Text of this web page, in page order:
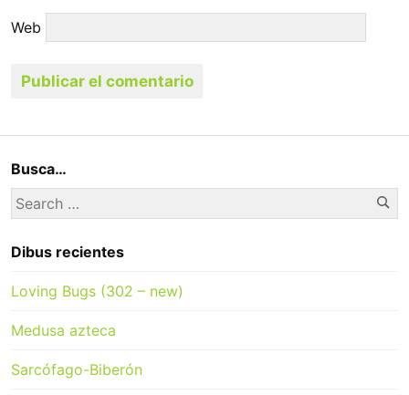
Web
Busca…
Search
for:
Dibus recientes
Loving Bugs (302 – new)
Medusa azteca
Sarcófago-Biberón